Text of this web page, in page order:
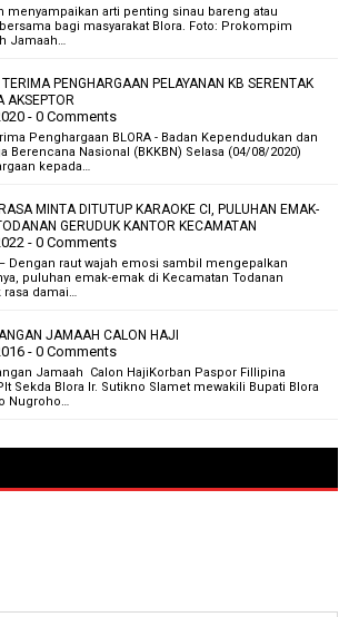
menyampaikan arti penting sinau bareng atau
bagi masyarakat Blora. Foto: Prokompim
Jamaah…
PENGHARGAAN PELAYANAN KB SERENTAK
AKSEPTOR
- 0 Comments
Penghargaan BLORA - Badan Kependudukan dan
Berencana Nasional (BKKBN) Selasa (04/08/2020)
kepada…
MINTA DITUTUP KARAOKE CI, PULUHAN EMAK-
GERUDUK KANTOR KECAMATAN
- 0 Comments
– Dengan raut wajah emosi sambil mengepalkan
puluhan emak-emak di Kecamatan Todanan
damai…
JAMAAH CALON HAJI
- 0 Comments
Jamaah Calon HajiKorban Paspor Fillipina
Sekda Blora Ir. Sutikno Slamet mewakili Bupati Blora
Nugroho…